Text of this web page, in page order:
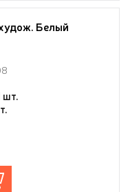
Белый
шт.